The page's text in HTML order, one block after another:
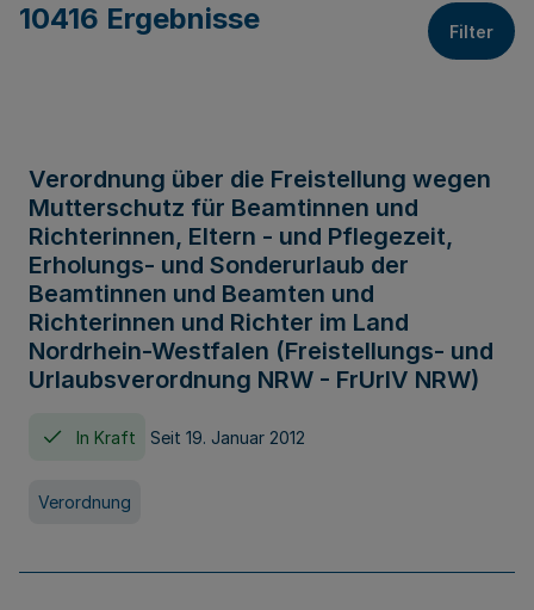
10416 Ergebnisse Filter
Verordnung über die Freistellung wegen
Mutterschutz für Beamtinnen und
Richterinnen, Eltern - und Pflegezeit,
Erholungs- und Sonderurlaub der
Beamtinnen und Beamten und
Richterinnen und Richter im Land
Nordrhein-Westfalen (Freistellungs- und
Urlaubsverordnung NRW - FrUrlV NRW)
In Kraft Seit 19. Januar 2012
Verordnung